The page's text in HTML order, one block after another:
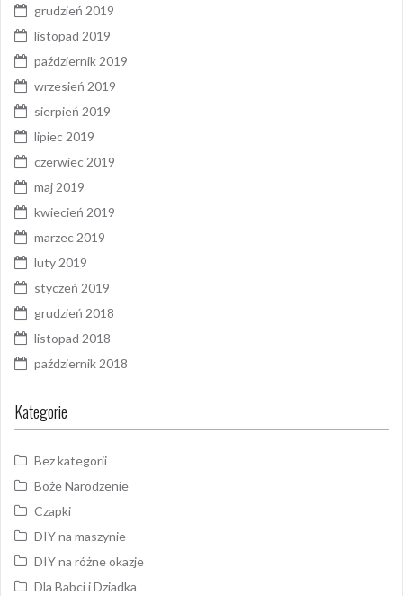
grudzień 2019
listopad 2019
październik 2019
wrzesień 2019
sierpień 2019
lipiec 2019
czerwiec 2019
maj 2019
kwiecień 2019
marzec 2019
luty 2019
styczeń 2019
grudzień 2018
listopad 2018
październik 2018
Kategorie
Bez kategorii
Boże Narodzenie
Czapki
DIY na maszynie
DIY na różne okazje
Dla Babci i Dziadka